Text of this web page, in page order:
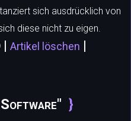
sich ausdrücklich von
diese nicht zu eigen.
| Artikel löschen |